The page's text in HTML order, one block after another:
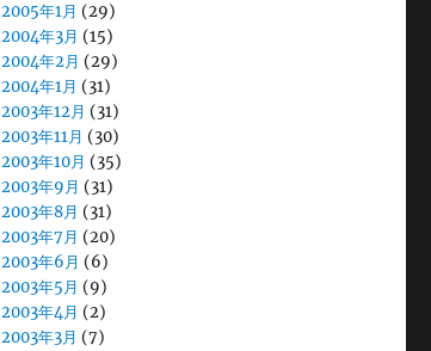
2005年1月 (29)
2004年3月 (15)
2004年2月 (29)
2004年1月 (31)
2003年12月 (31)
2003年11月 (30)
2003年10月 (35)
2003年9月 (31)
2003年8月 (31)
2003年7月 (20)
2003年6月 (6)
2003年5月 (9)
2003年4月 (2)
2003年3月 (7)